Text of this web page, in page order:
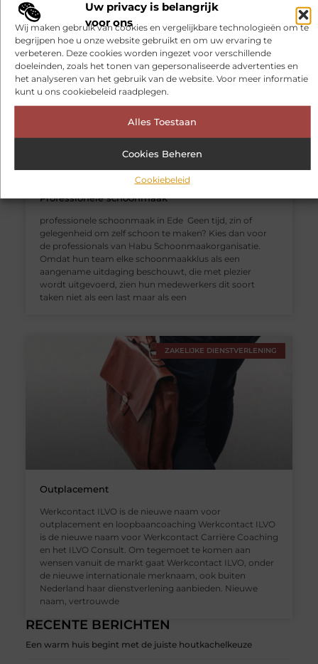
Uw privacy is belangrijk
voor ons
Wij maken gebruik van cookies en vergelijkbare technologieën om te
begrijpen hoe u onze website gebruikt en om uw ervaring te
verbeteren. Deze cookies worden ingezet voor verschillende
doeleinden, zoals het tonen van gepersonaliseerde advertenties en
het analyseren van het gebruik van de website. Voor meer informatie
kunt u ons cookiebeleid raadplegen.
Alles Toestaan
Cookies Beheren
Cookiebeleid
RECENTE BERICHTEN
Een warm huis begint met de juiste houtkachelkeuze
dat te allen tijde voorkomen moet zien te worden.
ZAKELIJKE DIENSTVERLENING
Professionele schoonmaak
professionele schoonmaak in Ede Geen tijd, zin of
gelegenheid om zelf schoon te maken? Kies dan voor
de professionals van Habu Schoonmaakorganisatie.
Omdat hun team elke schoonmaakklus als een
aangename uitdaging beschouwt, die met plezier
wordt uitgevoerd, zien hun medewerkers dit soort
taken niet als een last maar als een
ZAKELIJKE DIENSTVERLENING
Outplacement
Werkcontact ILVO is de nieuwe naam voor
outplacement en loopbaancoaching Werkcontact ILVO
is de nieuwe naam voor Werkcontact Carrière Coaching
en het ILVO Consult. Om tegemoet te komen aan
wensen vanuit de markt gaat Werkcontact ILVO, onder
de nieuwe internationale merknaam, ook buiten
Nederland haar dienstverlening aanbieden. Nieuwe
naam, vertrouwde